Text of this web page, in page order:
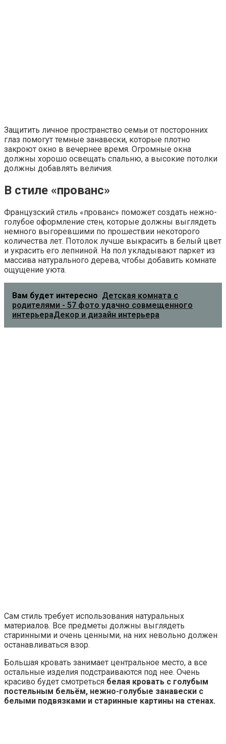
Защитить личное пространство семьи от посторонних
глаз помогут темные занавески, которые плотно
закроют окно в вечернее время. Огромные окна
должны хорошо освещать спальню, а высокие потолки
должны добавлять величия.
В стиле «прованс»
Французский стиль «прованс» поможет создать нежно-
голубое оформление стен, которые должны выглядеть
немного выгоревшими по прошествии некоторого
количества лет. Потолок лучше выкрасить в белый цвет
и украсить его лепниной. На пол укладывают паркет из
массива натурального дерева, чтобы добавить комнате
ощущение уюта.
Вам будет интересно Детская комната с
родителями - 57 фото удачно совмещенного
интерьераДекор и дизайн интерьера
Сам стиль требует использования натуральных
материалов. Все предметы должны выглядеть
старинными и очень ценными, на них невольно должен
останавливаться взор.
Большая кровать занимает центральное место, а все
остальные изделия подстраиваются под нее. Очень
красиво будет смотреться белая кровать с голубым
постельным бельём, нежно-голубые занавески с
белыми подвязками и старинные картины на стенах.